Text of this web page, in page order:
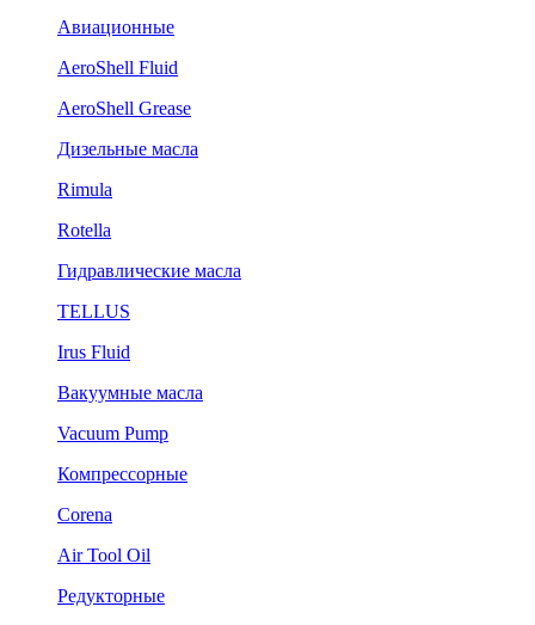
Авиационные
AeroShell Fluid
AeroShell Grease
Дизельные масла
Rimula
Rotella
Гидравлические масла
TELLUS
Irus Fluid
Вакуумные масла
Vacuum Pump
Компрессорные
Corena
Air Tool Oil
Редукторные